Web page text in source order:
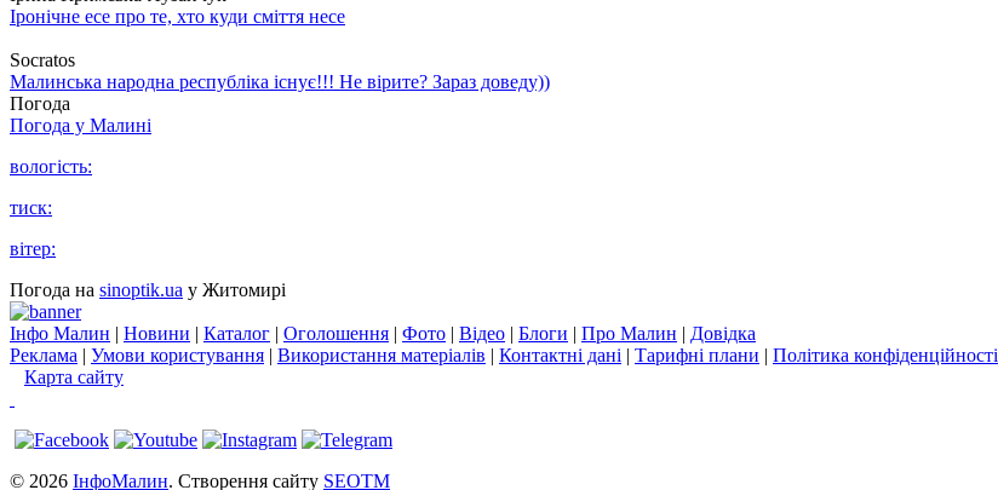
Іронічне есе про те, хто куди сміття несе
Socratos
Малинська народна республіка існує!!! Не вірите? Зараз доведу))
Погода
Погода у Малині
вологість:
тиск:
вітер:
Погода на sinoptik.ua у Житомирі
Інфо Малин | Новини | Каталог | Оголошення | Фото | Відео | Блоги | Про Малин | Довідка
Реклама | Умови користування | Використання матеріалів | Контактні дані | Тарифні плани | Політика конфіденційності
Карта сайту
© 2026 ІнфоМалин. Створення сайту SEOTM